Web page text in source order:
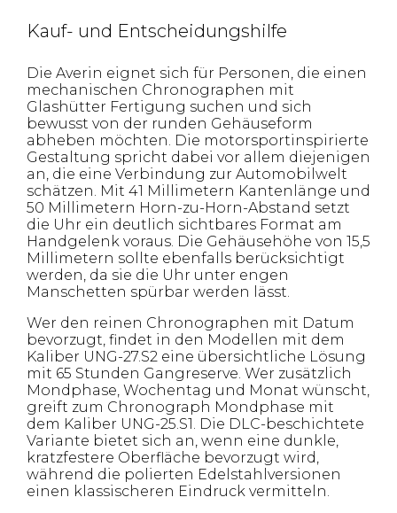
Kauf- und Entscheidungshilfe
Die Averin eignet sich für Personen, die einen
mechanischen Chronographen mit
Glashütter Fertigung suchen und sich
bewusst von der runden Gehäuseform
abheben möchten. Die motorsportinspirierte
Gestaltung spricht dabei vor allem diejenigen
an, die eine Verbindung zur Automobilwelt
schätzen. Mit 41 Millimetern Kantenlänge und
50 Millimetern Horn-zu-Horn-Abstand setzt
die Uhr ein deutlich sichtbares Format am
Handgelenk voraus. Die Gehäusehöhe von 15,5
Millimetern sollte ebenfalls berücksichtigt
werden, da sie die Uhr unter engen
Manschetten spürbar werden lässt.
Wer den reinen Chronographen mit Datum
bevorzugt, findet in den Modellen mit dem
Kaliber UNG-27.S2 eine übersichtliche Lösung
mit 65 Stunden Gangreserve. Wer zusätzlich
Mondphase, Wochentag und Monat wünscht,
greift zum Chronograph Mondphase mit
dem Kaliber UNG-25.S1. Die DLC-beschichtete
Variante bietet sich an, wenn eine dunkle,
kratzfestere Oberfläche bevorzugt wird,
während die polierten Edelstahlversionen
einen klassischeren Eindruck vermitteln.